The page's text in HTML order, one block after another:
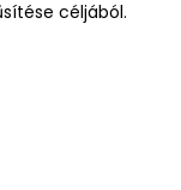
céljából.